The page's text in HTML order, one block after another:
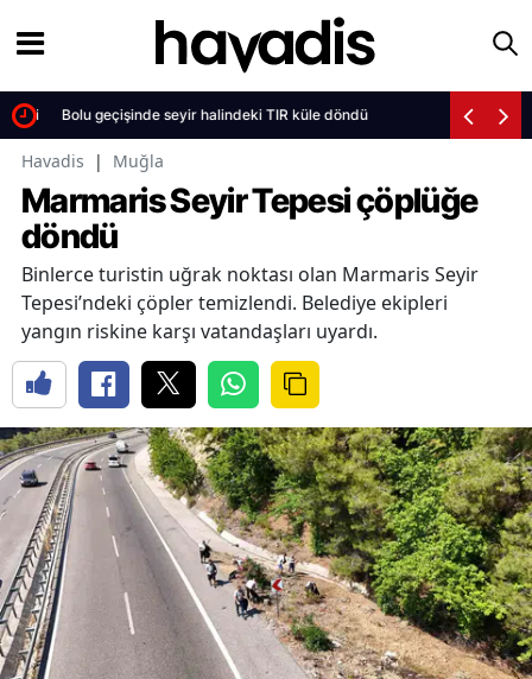
Bolu geçişinde seyir halindeki TIR küle döndü
Havadis | Muğla
Marmaris Seyir Tepesi çöplüğe
döndü
Binlerce turistin uğrak noktası olan Marmaris Seyir
Tepesi’ndeki çöpler temizlendi. Belediye ekipleri
yangın riskine karşı vatandaşları uyardı.